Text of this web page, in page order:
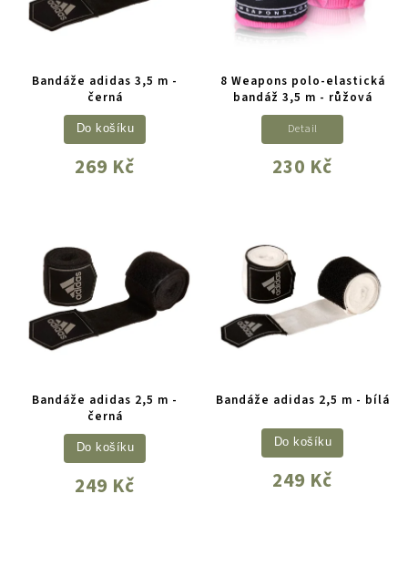
Bandáže adidas 3,5 m -
černá
269 Kč
Do košíku
8 Weapons polo-elastická
bandáž 3,5 m - růžová
230 Kč
Detail
Bandáže adidas 2,5 m -
černá
249 Kč
Do košíku
Bandáže adidas 2,5 m - bílá
249 Kč
Do košíku